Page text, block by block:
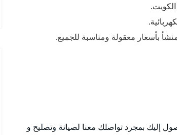
بأسعار معقولة ومناسبة للجميع.
إليك بمجرد تواصلك معنا لصيانة وتصليح و